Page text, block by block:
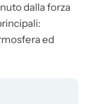
dalla forza
ed